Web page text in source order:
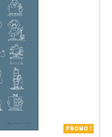
PROMO !